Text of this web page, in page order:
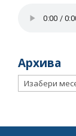
Архива
Архива